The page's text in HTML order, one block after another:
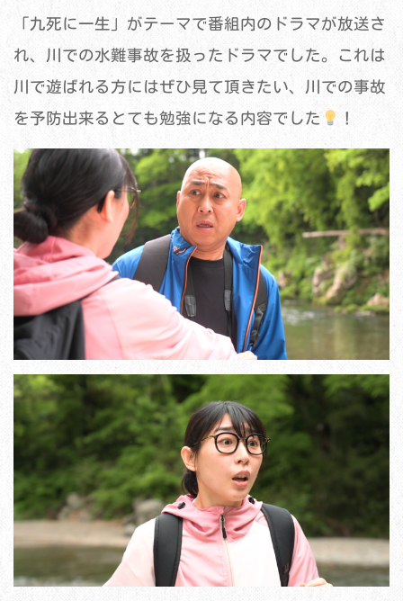
「九死に一生」がテーマで番組内のドラマが放送さ
れ、川での水難事故を扱ったドラマでした。これは
川で遊ばれる方にはぜひ見て頂きたい、川での事故
を予防出来るとても勉強になる内容でした ！